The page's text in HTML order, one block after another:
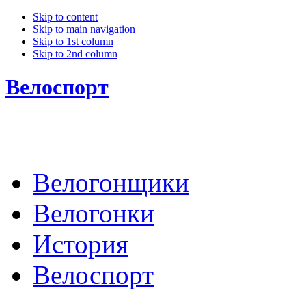
Skip to content
Skip to main navigation
Skip to 1st column
Skip to 2nd column
Велоспорт
Велогонщики
Велогонки
История
Велоспорт